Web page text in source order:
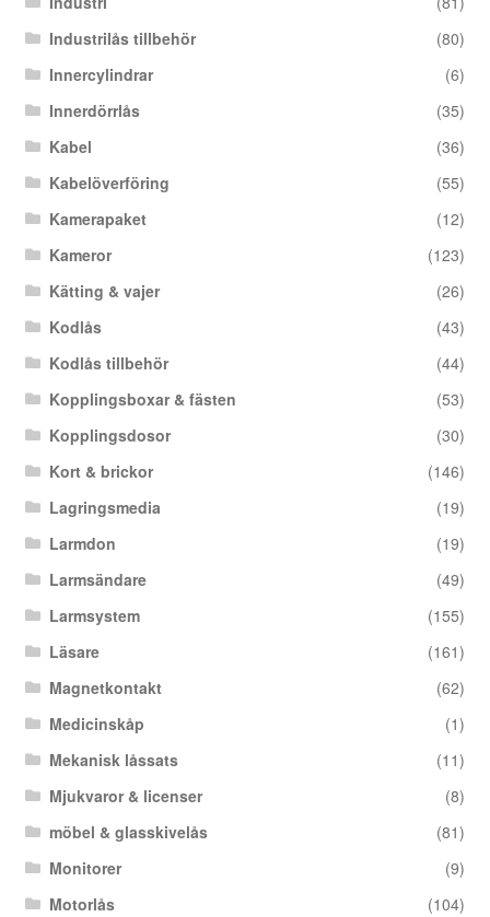
Industrilås tillbehör
(80)
Innercylindrar
(6)
Innerdörrlås
(35)
Kabel
(36)
Kabelöverföring
(55)
Kamerapaket
(12)
Kameror
(123)
Kätting & vajer
(26)
Kodlås
(43)
Kodlås tillbehör
(44)
Kopplingsboxar & fästen
(53)
Kopplingsdosor
(30)
Kort & brickor
(146)
Lagringsmedia
(19)
Larmdon
(19)
Larmsändare
(49)
Larmsystem
(155)
Läsare
(161)
Magnetkontakt
(62)
Medicinskåp
(1)
Mekanisk låssats
(11)
Mjukvaror & licenser
(8)
möbel & glasskivelås
(81)
Monitorer
(9)
Motorlås
(104)